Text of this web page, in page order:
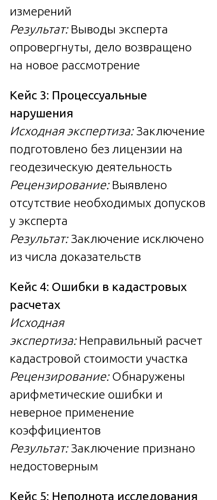
измерений
Результат:Выводы эксперта
опровергнуты, дело возвращено
на новое рассмотрение
Кейс 3: Процессуальные
нарушения
Исходная экспертиза:Заключение
подготовлено без лицензии на
геодезическую деятельность
Рецензирование:Выявлено
отсутствие необходимых допусков
у эксперта
Результат:Заключение исключено
из числа доказательств
Кейс 4: Ошибки в кадастровых
расчетах
Исходная
экспертиза:Неправильный расчет
кадастровой стоимости участка
Рецензирование:Обнаружены
арифметические ошибки и
неверное применение
коэффициентов
Результат:Заключение признано
недостоверным
Кейс 5: Неполнота исследования